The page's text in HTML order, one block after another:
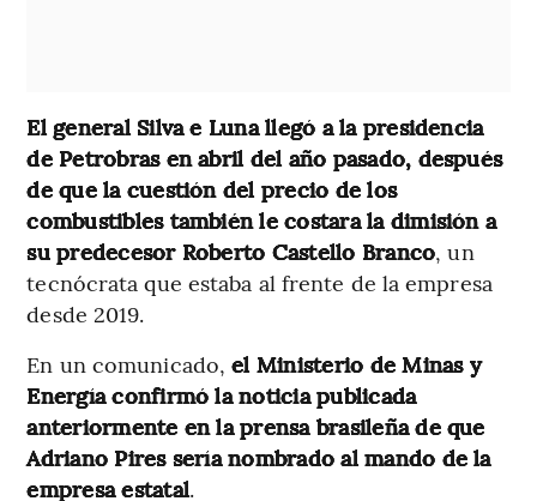
El general Silva e Luna llegó a la presidencia
de Petrobras en abril del año pasado, después
de que la cuestión del precio de los
combustibles también le costara la dimisión a
su predecesor Roberto Castello Branco, un
tecnócrata que estaba al frente de la empresa
desde 2019.
En un comunicado,el Ministerio de Minas y
Energía confirmó la noticia publicada
anteriormente en la prensa brasileña de que
Adriano Pires sería nombrado al mando de la
empresa estatal.